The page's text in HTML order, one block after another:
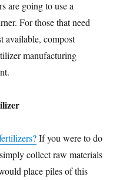
are going to use a
For those that need
available, compost
manufacturing
If you were to do
collect raw materials
place piles of this